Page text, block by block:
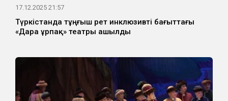
17.12.2025 21:57
Түркістанда тұңғыш рет инклюзивті бағыттағы
«Дара ұрпақ» театры ашылды